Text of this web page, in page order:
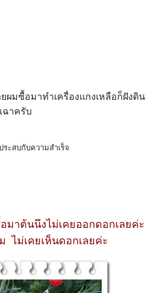
ผมซื้อมาทำเครื่องแกงเหลือก็ฝังดิน
ฉาครับ
ระสบกับความสำเร็จ
าต้นนึงไม่เคยออกดอกเลยค่ะ
ไม่เคยเห็นดอกเลยค่ะ